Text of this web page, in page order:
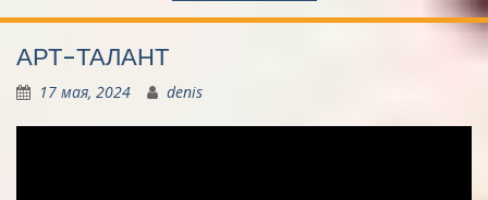
АРТ-ТАЛАНТ
17 мая, 2024 denis